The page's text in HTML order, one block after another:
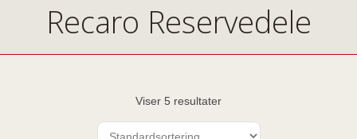
Recaro Reservedele
Viser 5 resultater